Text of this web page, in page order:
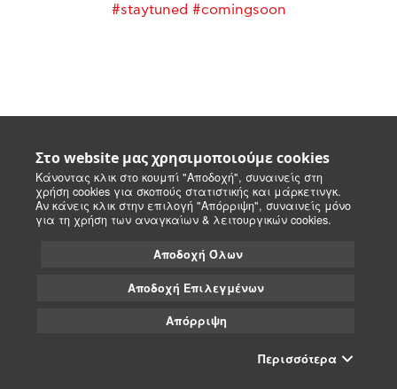
Στο website μας χρησιμοποιούμε cookies
Κάνοντας κλικ στο κουμπί "Αποδοχή", συναινείς στη
χρήση cookies για σκοπούς στατιστικής και μάρκετινγκ.
Αν κάνεις κλικ στην επιλογή "Απόρριψη", συναινείς μόνο
για τη χρήση των αναγκαίων & λειτουργικών cookies.
Αποδοχή Όλων
Αποδοχή Επιλεγμένων
Απόρριψη
Περισσότερα
#staytuned #comingsoon